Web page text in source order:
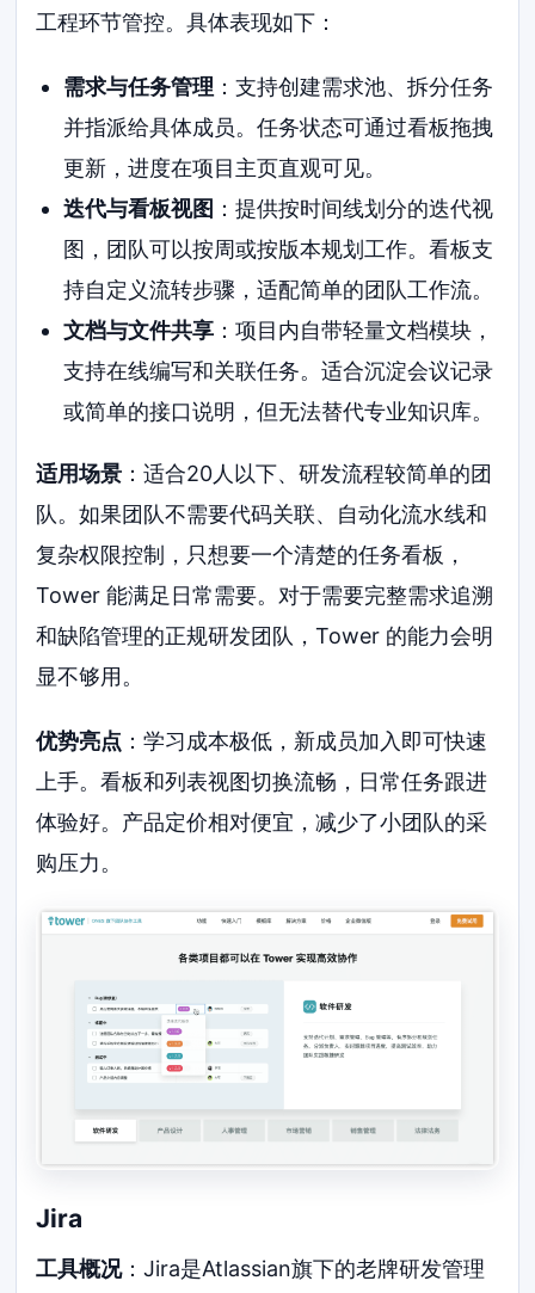
工程环节管控。具体表现如下：
需求与任务管理 ：支持创建需求池、拆分任务
并指派给具体成员。任务状态可通过看板拖拽
更新，进度在项目主页直观可见。
迭代与看板视图 ：提供按时间线划分的迭代视
图，团队可以按周或按版本规划工作。看板支
持自定义流转步骤，适配简单的团队工作流。
文档与文件共享：项目内自带轻量文档模块，
支持在线编写和关联任务。适合沉淀会议记录
或简单的接口说明，但无法替代专业知识库。
适用场景 ：适合20人以下、研发流程较简单的团
队。如果团队不需要代码关联、自动化流水线和
复杂权限控制，只想要一个清楚的任务看板，
Tower 能满足日常需要。对于需要完整需求追溯
和缺陷管理的正规研发团队，Tower 的能力会明
显不够用。
优势亮点 ：学习成本极低，新成员加入即可快速
上手。看板和列表视图切换流畅，日常任务跟进
体验好。产品定价相对便宜，减少了小团队的采
购压力。
Jira
工具概况：Jira是Atlassian旗下的老牌研发管理